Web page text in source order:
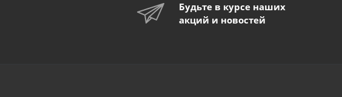
Будьте в курсе наших
акций и новостей